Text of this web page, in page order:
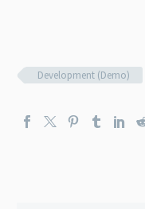
Development (Demo)